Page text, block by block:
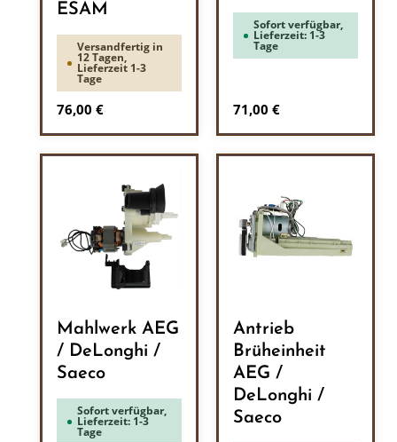
ESAM
Versandfertig in
12 Tagen,
Lieferzeit 1-3
Tage
Regulärer Preis:
76,00 €
Sofort verfügbar,
Lieferzeit: 1-3
Tage
Regulärer Preis:
71,00 €
Mahlwerk AEG
/ DeLonghi /
Saeco
Sofort verfügbar,
Lieferzeit: 1-3
Tage
Antrieb
Brüheinheit
AEG /
DeLonghi /
Saeco